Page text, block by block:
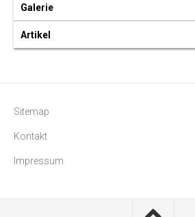
Galerie
Artikel
Sitemap
Kontakt
Impressum